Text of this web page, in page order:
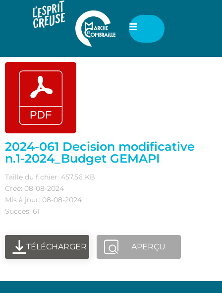
2024-061 Decision modificative
n.1-2024_Budget GEMAPI
Taille du fichier: 457.56 KB
Créé: 08-08-2024
Mis à jour: 08-08-2024
Succès: 61
TÉLÉCHARGER APERÇU